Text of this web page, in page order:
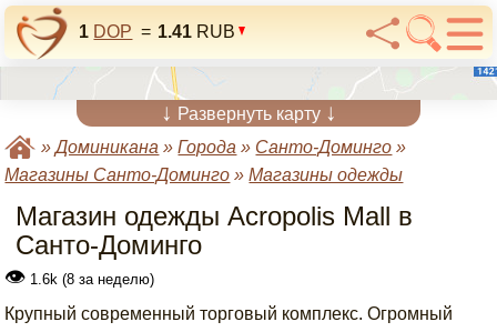
1 DOP = 1.41 RUB
↓ Развернуть карту ↓
»Доминикана »Города » Санто-Доминго »
Магазины Санто-Доминго »Магазины одежды
Магазин одежды Acropolis Mall в
Санто-Доминго
👁 1.6k (8 за неделю)
Крупный современный торговый комплекс. Огромный